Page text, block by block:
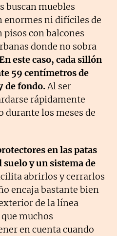
buscan muebles
enormes ni difíciles de
pisos con balcones
donde no sobra
este caso, cada sillón
59 centímetros de
de fondo.Al ser
rápidamente
durante los meses de
en las patas
suelo y un sistema de
abrirlos y cerrarlos
encaja bastante bien
de la línea
muchos
en cuenta cuando